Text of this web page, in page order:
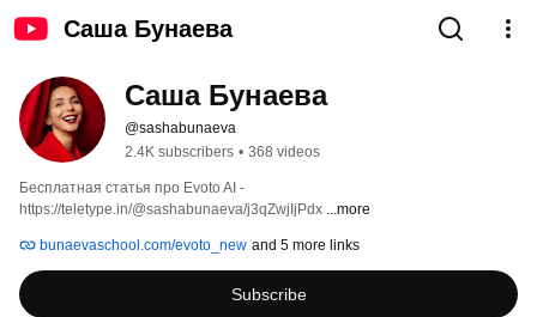
Саша Бунаева
Саша Бунаева
@sashabunaeva
2.4K subscribers • 368 videos
Бесплатная статья про Evoto AI -
https://teletype.in/@sashabunaeva/j3qZwjIjPdx ...more
bunaevaschool.com/evoto_new and 5 more links
Subscribe